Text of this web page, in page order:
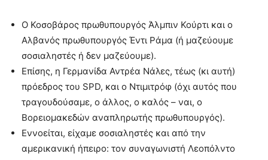
Ο Κοσοβάρος πρωθυπουργός Άλμπιν Κούρτι και ο
Αλβανός πρωθυπουργός Έντι Ράμα (ή μαζεύουμε
σοσιαληστές ή δεν μαζεύουμε).
Επίσης, η Γερμανίδα Αντρέα Νάλες, τέως (κι αυτή)
πρόεδρος του SPD, και ο Ντιμιτρόφ (όχι αυτός που
τραγουδούσαμε, ο άλλος, ο καλός – ναι, ο
Βορειομακεδών αναπληρωτής πρωθυπουργός).
Εννοείται, είχαμε σοσιαληστές και από την
αμερικανική ήπειρο: τον συναγωνιστή Λεοπόλντο